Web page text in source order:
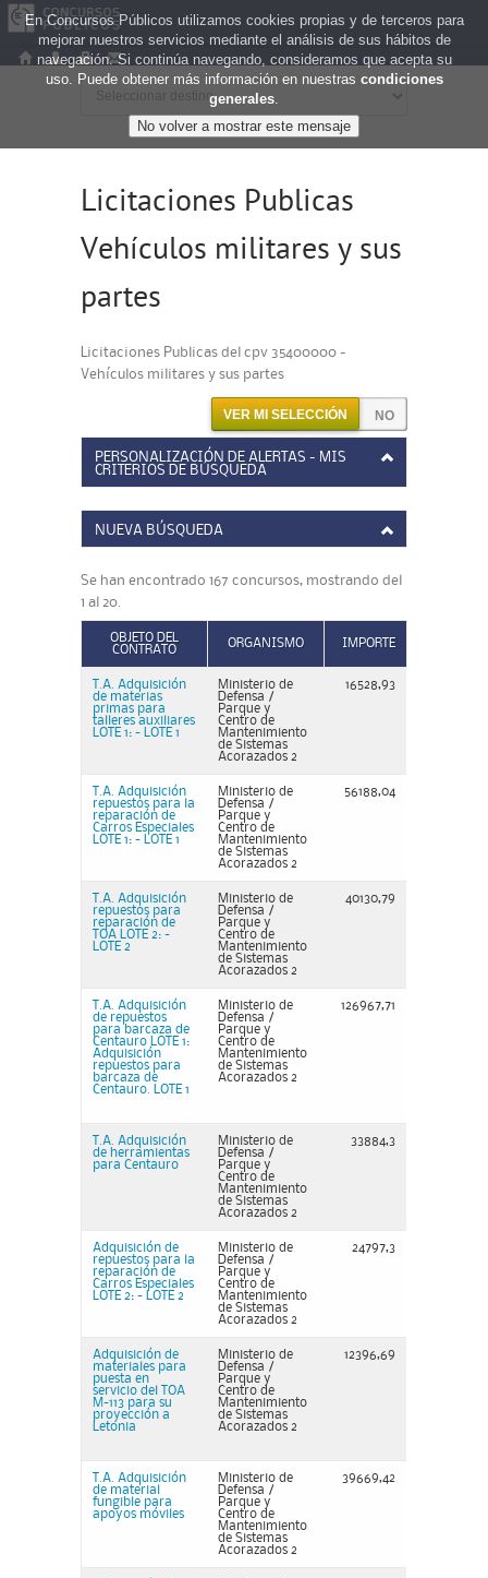
Licitaciones Publicas
Vehículos militares y sus
partes
Licitaciones Publicas del cpv 35400000 -
Vehículos militares y sus partes
VER MI SELECCIÓN
PERSONALIZACIÓN DE ALERTAS - MIS
CRITERIOS DE BÚSQUEDA
NUEVA BÚSQUEDA
Se han encontrado 167 concursos, mostrando del
1 al 20.
OBJETO DEL
CONTRATO
ORGANISMO IMPORTE
T.A. Adquisición
de materias
primas para
talleres auxiliares
LOTE 1: - LOTE 1
Ministerio de
Defensa /
Parque y
Centro de
Mantenimiento
de Sistemas
Acorazados 2
16528,93
T.A. Adquisición
repuestos para la
reparación de
Carros Especiales
LOTE 1: - LOTE 1
Ministerio de
Defensa /
Parque y
Centro de
Mantenimiento
de Sistemas
Acorazados 2
56188,04
T.A. Adquisición
repuestos para
reparación de
TOA LOTE 2: -
LOTE 2
Ministerio de
Defensa /
Parque y
Centro de
Mantenimiento
de Sistemas
Acorazados 2
40130,79
T.A. Adquisición
de repuestos
para barcaza de
Centauro LOTE 1:
Adquisición
repuestos para
barcaza de
Centauro. LOTE 1
Ministerio de
Defensa /
Parque y
Centro de
Mantenimiento
de Sistemas
Acorazados 2
126967,71
T.A. Adquisición
de herramientas
para Centauro
Ministerio de
Defensa /
Parque y
Centro de
Mantenimiento
de Sistemas
Acorazados 2
33884,3
Adquisición de
repuestos para la
reparación de
Carros Especiales
LOTE 2: - LOTE 2
Ministerio de
Defensa /
Parque y
Centro de
Mantenimiento
de Sistemas
Acorazados 2
24797,3
Adquisición de
materiales para
puesta en
servicio del TOA
M-113 para su
proyección a
Letonia
Ministerio de
Defensa /
Parque y
Centro de
Mantenimiento
de Sistemas
Acorazados 2
12396,69
T.A. Adquisición
de material
fungible para
apoyos móviles
Ministerio de
Defensa /
Parque y
Centro de
Mantenimiento
de Sistemas
Acorazados 2
39669,42
En Concursos Públicos utilizamos cookies propias y de terceros para
mejorar nuestros servicios mediante el análisis de sus hábitos de
navegación. Si continúa navegando, consideramos que acepta su
uso. Puede obtener más información en nuestras condiciones
generales.